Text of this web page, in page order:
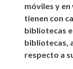
móviles y
tienen con
bibliotecas
bibliotecas,
respecto a